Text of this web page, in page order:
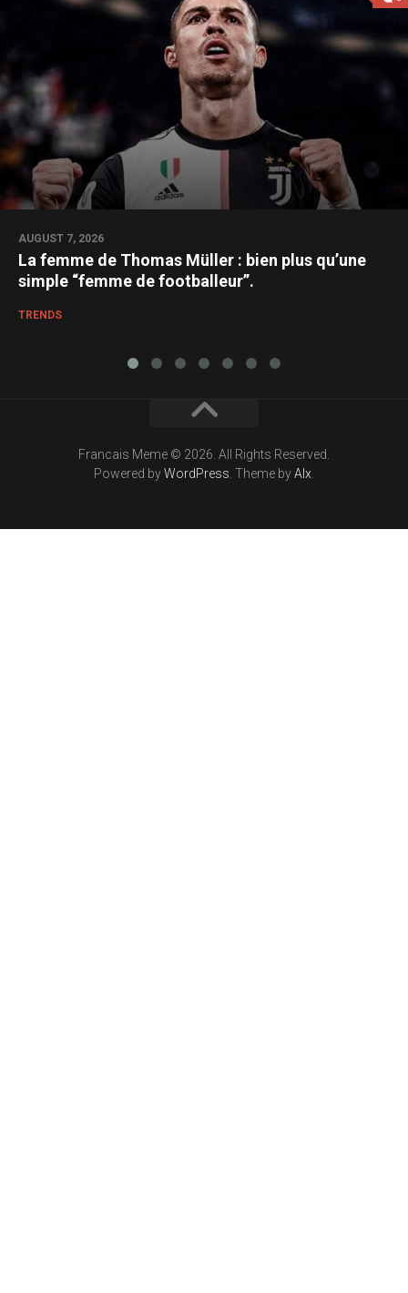
AUGUST 7, 2026
La femme de Thomas Müller : bien plus qu’une
simple “femme de footballeur”.
TRENDS
Francais Meme © 2026. All Rights Reserved.
Powered byWordPress. Theme byAlx.